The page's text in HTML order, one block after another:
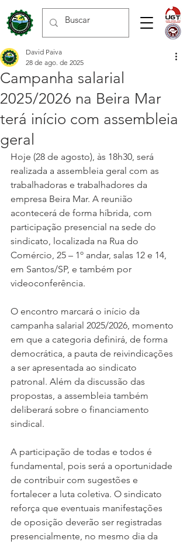
Campanha salarial
2025/2026 na Beira Mar
terá início com assembleia
geral
David Paiva
28 de ago. de 2025
Hoje (28 de agosto), às 18h30, será
realizada a assembleia geral com as
trabalhadoras e trabalhadores da
empresa Beira Mar. A reunião
acontecerá de forma híbrida, com
participação presencial na sede do
sindicato, localizada na Rua do
Comércio, 25 – 1º andar, salas 12 e 14,
em Santos/SP, e também por
videoconferência.
O encontro marcará o início da
campanha salarial 2025/2026, momento
em que a categoria definirá, de forma
democrática, a pauta de reivindicações
a ser apresentada ao sindicato
patronal. Além da discussão das
propostas, a assembleia também
deliberará sobre o financiamento
sindical.
A participação de todas e todos é
fundamental, pois será a oportunidade
de contribuir com sugestões e
fortalecer a luta coletiva. O sindicato
reforça que eventuais manifestações
de oposição deverão ser registradas
presencialmente, no mesmo dia da